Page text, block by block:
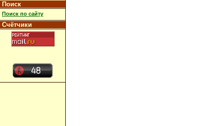
Поиск
Поиск по сайту
Счётчики